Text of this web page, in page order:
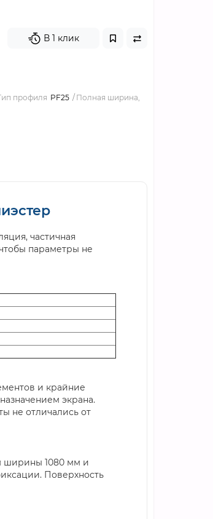
В 1 клик
профиля PF25
Полная ширина,
частичная
параметры не
и крайние
экрана.
не отличались от
ширины 1080 мм и
Поверхность